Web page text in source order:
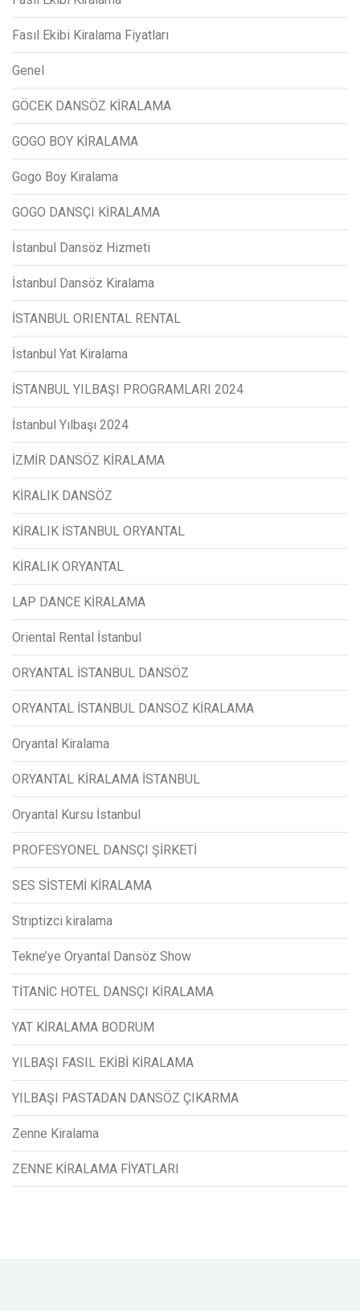
Fasıl Ekibi Kiralama Fiyatları
Genel
GÖCEK DANSÖZ KİRALAMA
GOGO BOY KİRALAMA
Gogo Boy Kiralama
GOGO DANSÇI KİRALAMA
İstanbul Dansöz Hizmeti
İstanbul Dansöz Kiralama
İSTANBUL ORIENTAL RENTAL
İstanbul Yat Kiralama
İSTANBUL YILBAŞI PROGRAMLARI 2024
İstanbul Yılbaşı 2024
İZMİR DANSÖZ KİRALAMA
KİRALIK DANSÖZ
KİRALIK İSTANBUL ORYANTAL
KİRALIK ORYANTAL
LAP DANCE KİRALAMA
Oriental Rental İstanbul
ORYANTAL İSTANBUL DANSÖZ
ORYANTAL İSTANBUL DANSÖZ KİRALAMA
Oryantal Kiralama
ORYANTAL KİRALAMA İSTANBUL
Oryantal Kursu İstanbul
PROFESYONEL DANSÇI ŞİRKETİ
SES SİSTEMİ KİRALAMA
Striptizci kiralama
Tekne’ye Oryantal Dansöz Show
TİTANİC HOTEL DANSÇI KİRALAMA
YAT KİRALAMA BODRUM
YILBAŞI FASIL EKİBİ KİRALAMA
YILBAŞI PASTADAN DANSÖZ ÇIKARMA
Zenne Kiralama
ZENNE KİRALAMA FİYATLARI